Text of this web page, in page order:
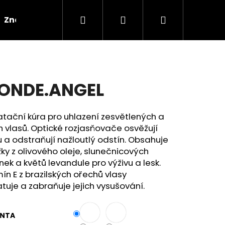
Značky Hledat PřihlášeníNákupní
kúra pro uhlazení zesvětlených a
vlasů. Optické rozjasňovače osvěžují
a odstraňují nažloutlý odstín. Obsahuje
z olivového oleje, slunečnicových
a květů levandule pro výživu a lesk.
E z brazilských ořechů vlasy
a zabraňuje jejich vysušování.